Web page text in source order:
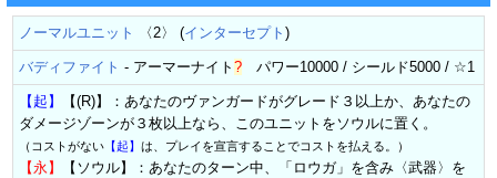
ノーマルユニット 〈2〉 (インターセプト )
バディファイト - アーマーナイト ? パワー10000 / シールド5000 / ☆1
【起】
【(R)】：あなたのヴァンガードがグレード３以上か、あなたの
ダメージゾーンが３枚以上なら、このユニットをソウルに置く。
（コストがない 【起】 は、プレイを宣言することでコストを払える。）
【永】
【ソウル】：あなたのターン中、「ロウガ」を含み〈武器〉を